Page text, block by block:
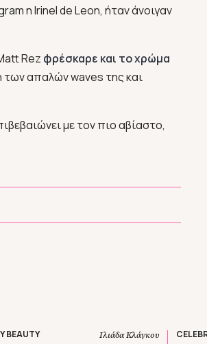
η Irinel de Leon, ήταν άνοιγαν
Rez φρέσκαρε και το χρώμα
των απαλών waves της και
με τον πιο αβίαστο,
BEAUTY Ιλιάδα Κλάγκου